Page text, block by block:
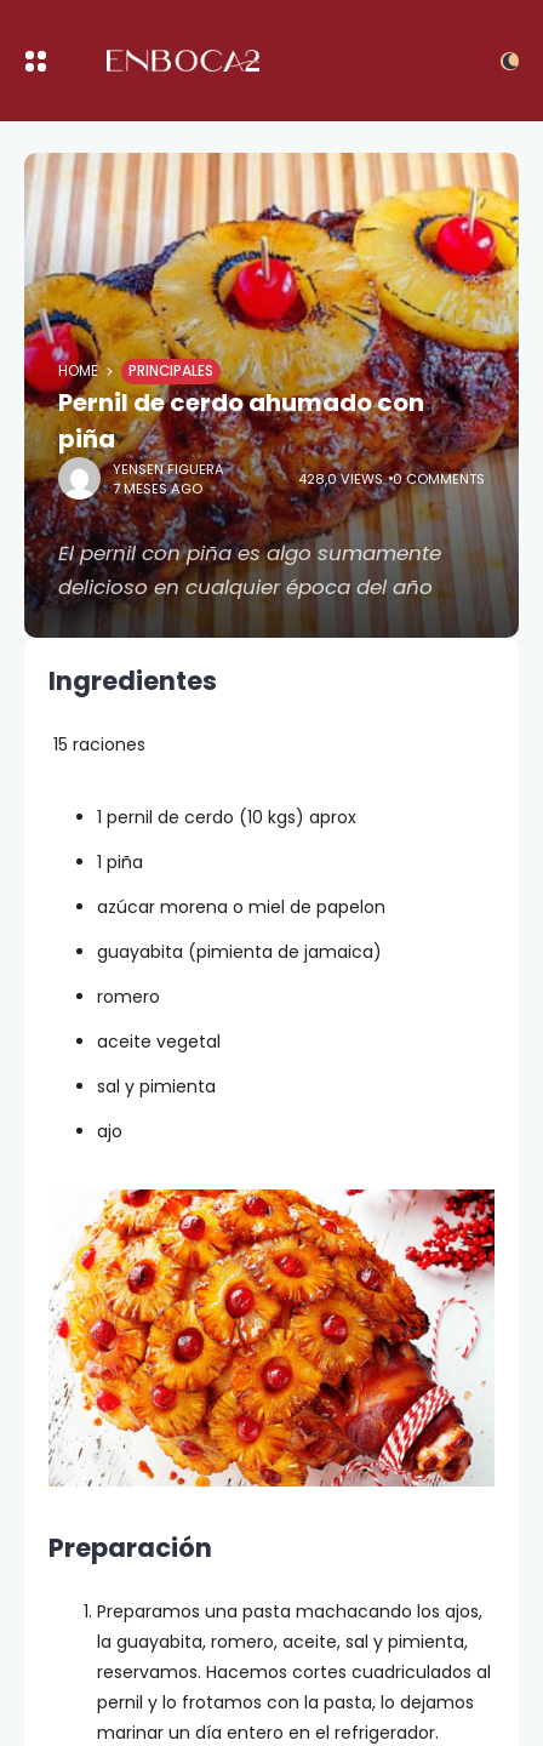
HOME PRINCIPALES
Pernil de cerdo ahumado con
piña
YENSEN FIGUERA
7 MESES AGO
428,0 VIEWS 0 COMMENTS
El pernil con piña es algo sumamente
delicioso en cualquier época del año
Ingredientes
15 raciones
1 pernil de cerdo (10 kgs) aprox
1 piña
azúcar morena o miel de papelon
guayabita (pimienta de jamaica)
romero
aceite vegetal
sal y pimienta
ajo
Preparación
Preparamos una pasta machacando los ajos,
la guayabita, romero, aceite, sal y pimienta,
reservamos. Hacemos cortes cuadriculados al
pernil y lo frotamos con la pasta, lo dejamos
marinar un día entero en el refrigerador.